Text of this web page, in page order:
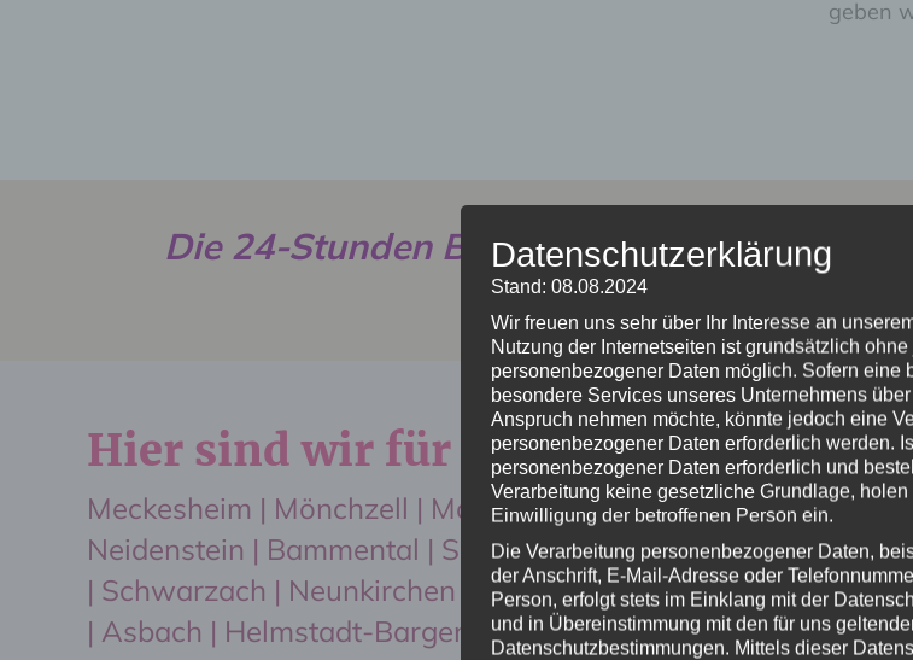
geben
Die 24-Stunden Betreuung bieten wir nur
Aglasterhausen
Hier sind wir für Sie tätig:
Meckesheim | Mönchzell | Mauer (Baden) | Zuzenhausen |
Neidenstein | Bammental | Spechbach | Epfenbach |
| Schwarzach | Neunkirchen | Neckarkatzenbach |
| Asbach | Helmstadt-Bargen | Helmstadt | Zwingenberg |
Datenschutzerklärung
Stand: 08.08.2024
Wir freuen uns sehr über Ihr Interesse an
Nutzung der Internetseiten ist grundsätzlich
personenbezogener Daten möglich. Sofern eine
besondere Services unseres Unternehmens
Anspruch nehmen möchte, könnte jedoch eine
personenbezogener Daten erforderlich werden.
personenbezogener Daten erforderlich und
Verarbeitung keine gesetzliche Grundlage,
Einwilligung der betroffenen Person ein.
Die Verarbeitung personenbezogener Daten,
der Anschrift, E-Mail-Adresse oder
Person, erfolgt stets im Einklang mit der
und in Übereinstimmung mit den für uns
Datenschutzbestimmungen. Mittels dieser